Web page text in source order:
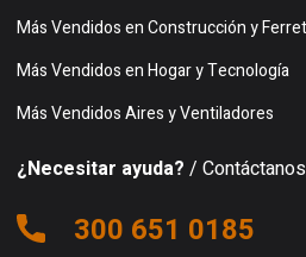
Más Vendidos en Construcción y
Más Vendidos en Hogar y Tecnología
Más Vendidos Aires y Ventiladores
¿Necesitar ayuda? / Contáctanos
300 651 0185